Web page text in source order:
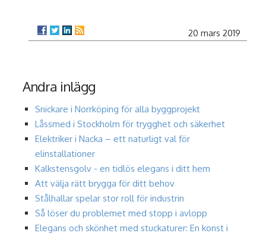
20 mars 2019
Andra inlägg
Snickare i Norrköping för alla byggprojekt
Låssmed i Stockholm för trygghet och säkerhet
Elektriker i Nacka – ett naturligt val för
elinstallationer
Kalkstensgolv - en tidlös elegans i ditt hem
Att välja rätt brygga för ditt behov
Stålhallar spelar stor roll för industrin
Så löser du problemet med stopp i avlopp
Elegans och skönhet med stuckaturer: En konst i